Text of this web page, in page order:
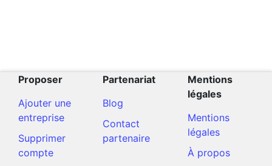
Proposer
Ajouter une
entreprise
Supprimer
compte
Partenariat
Blog
Contact
partenaire
Mentions
légales
Mentions
légales
À propos